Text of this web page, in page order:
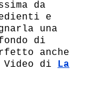
da
e
una
di
anche
di La